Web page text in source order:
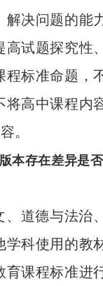
决问题的能
试题探究性
标准命题，
高中课程内
。
本存在差异是
、道德与法治
科使用的教
课程标准进